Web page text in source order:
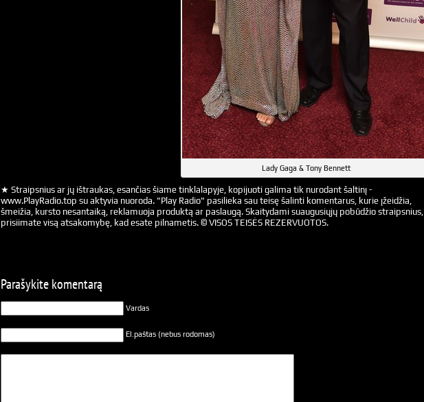
Lady Gaga & Tony Bennett
★ Straipsnius ar jų ištraukas, esančias šiame tinklalapyje, kopijuoti galima tik nurodant šaltinį -
www.PlayRadio.top su aktyvia nuoroda. "Play Radio" pasilieka sau teisę šalinti komentarus, kurie įžeidžia,
šmeižia, kursto nesantaiką, reklamuoja produktą ar paslaugą. Skaitydami suaugusiųjų pobūdžio straipsnius,
prisiimate visą atsakomybę, kad esate pilnametis. © VISOS TEISĖS REZERVUOTOS.
Parašykite komentarą
Vardas
El.paštas (nebus rodomas)